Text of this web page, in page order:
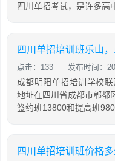
四川单招考试，是许多高
四川单招培训班乐山
点击：133 发布时间：
成都明阳单招培训学校
地址在四川省成都市郫都
签约班13800和提高班